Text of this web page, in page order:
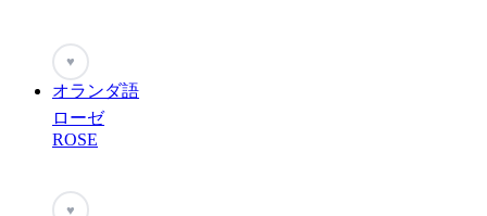
♥
オランダ語
ローゼ
ROSE
♥